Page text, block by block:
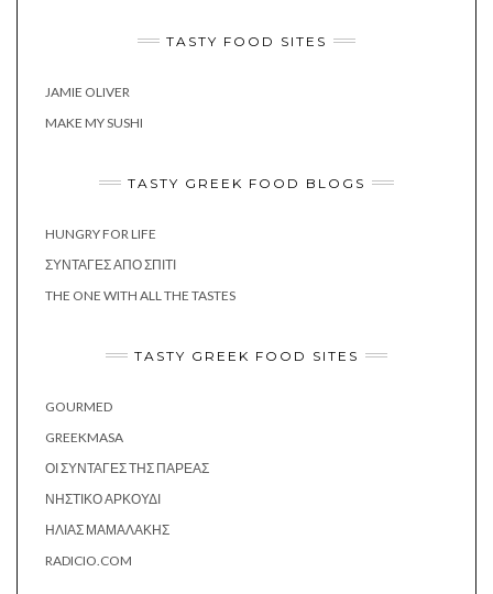
TASTY FOOD SITES
JAMIE OLIVER
MAKE MY SUSHI
TASTY GREEK FOOD BLOGS
HUNGRY FOR LIFE
ΣΥΝΤΑΓΈΣ ΑΠΌ ΣΠΊΤΙ
THE ONE WITH ALL THE TASTES
TASTY GREEK FOOD SITES
GOURMED
GREEKMASA
ΟΙ ΣΥΝΤΑΓΈΣ ΤΗΣ ΠΑΡΈΑΣ
ΝΗΣΤΙΚΌ ΑΡΚΟΎΔΙ
ΗΛΊΑΣ ΜΑΜΑΛΆΚΗΣ
RADICIO.COM